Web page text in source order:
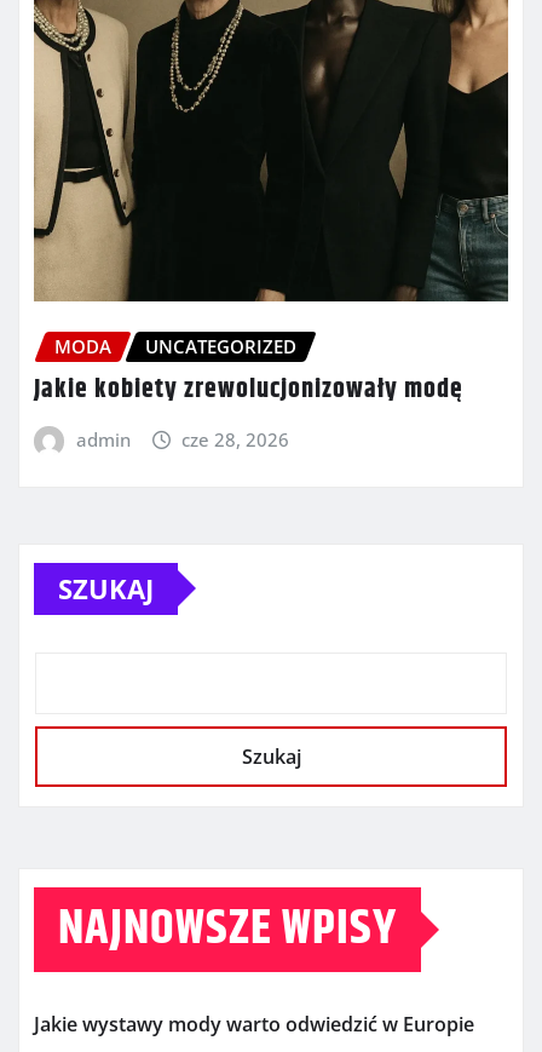
MODA UNCATEGORIZED
Jakie kobiety zrewolucjonizowały modę
admin cze 28, 2026
SZUKAJ
Szukaj
NAJNOWSZE WPISY
Jakie wystawy mody warto odwiedzić w Europie